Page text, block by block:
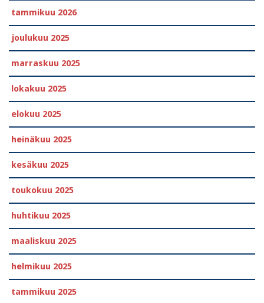
tammikuu 2026
joulukuu 2025
marraskuu 2025
lokakuu 2025
elokuu 2025
heinäkuu 2025
kesäkuu 2025
toukokuu 2025
huhtikuu 2025
maaliskuu 2025
helmikuu 2025
tammikuu 2025